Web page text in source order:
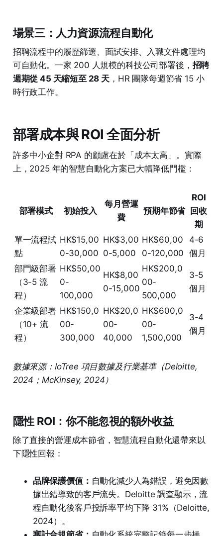
場景三：人力資源流程自動化
招聘流程中的履歷篩選、面試安排、入職文件處理均
可自動化。一家 200 人規模的科技公司部署後， 招聘
週期從 45 天縮短至 28 天，HR 團隊每週節省 15 小
時行政工作。
部署成本與 ROI 全面分析
許多中小企對 RPA 的顧慮在於「成本太高」。實際
上，2025 年的智慧自動化方案已大幅降低門檻：
部署模式 初始投入
每月營運
費
預期年節省
ROI
回收
期
單一流程試
點
HK$15,00
0-30,000
HK$3,00
0-5,000
HK$60,00
0-120,000
4-6
個月
部門級部署
（3-5 流
程）
HK$50,00
0-
100,000
HK$8,00
0-15,000
HK$200,0
00-
500,000
3-5
個月
企業級部署
（10+ 流
程）
HK$150,0
00-
300,000
HK$20,0
00-
40,000
HK$600,0
00-
1,500,000
3-4
個月
數據來源：IoTree 項目數據及行業基準（Deloitte,
2024；McKinsey, 2024）
隱性 ROI：你不能忽視的額外收益
除了直接的營運成本節省，智慧流程自動化還帶來以
下隱性回報：
品牌保護價值： 自動化減少人為錯誤，避免因數
據出錯導致的客戶流失。Deloitte 調查顯示，流
程自動化後客戶投訴率平均下降 31%（Deloitte,
2024）。